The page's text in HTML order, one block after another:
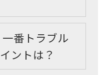
番トラブル
ントは？